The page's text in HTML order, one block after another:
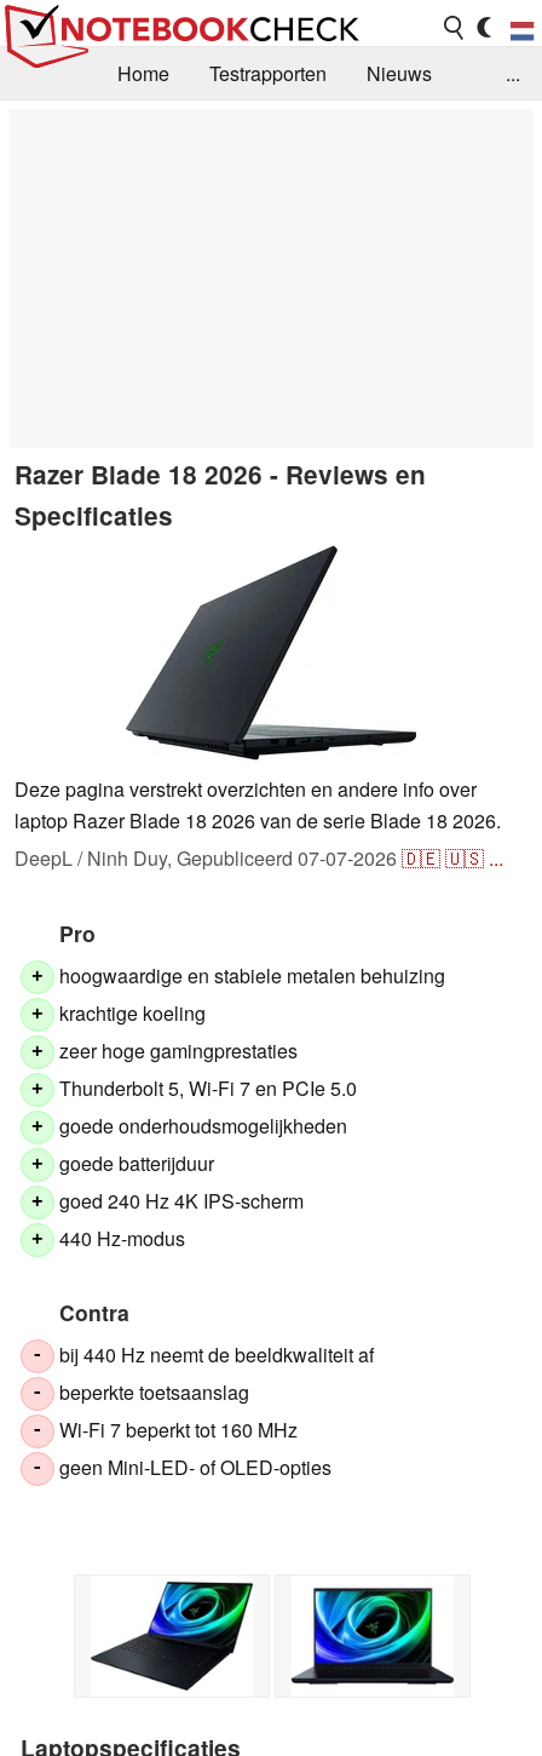
Home Testrapporten
Nieuws
...
Razer Blade 18 2026 - Reviews en
Specificaties
Deze pagina verstrekt overzichten en andere info over
laptop Razer Blade 18 2026 van de serie Blade 18 2026.
DeepL / Ninh Duy, Gepubliceerd 07-07-2026🇩🇪🇺🇸 ...
Pro
+ hoogwaardige en stabiele metalen behuizing
+ krachtige koeling
+ zeer hoge gamingprestaties
+ Thunderbolt 5, Wi-Fi 7 en PCIe 5.0
+ goede onderhoudsmogelijkheden
+ goede batterijduur
+ goed 240 Hz 4K IPS-scherm
+ 440 Hz-modus
Contra
- bij 440 Hz neemt de beeldkwaliteit af
- beperkte toetsaanslag
- Wi-Fi 7 beperkt tot 160 MHz
- geen Mini-LED- of OLED-opties
Laptopspecificaties